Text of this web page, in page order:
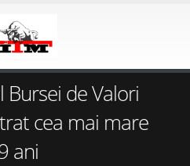
Bursei de Valori
cea mai mare
ani
de unelte